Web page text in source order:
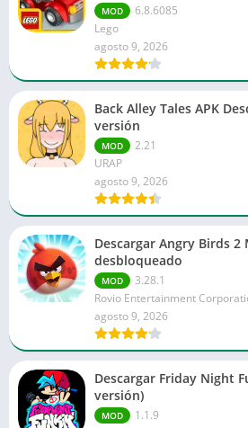
MOD
6.8.6085
Lego
agosto 9, 2026
Back Alley Tales APK
versión
MOD
2.21
URAP
agosto 9, 2026
Descargar Angry Birds 2
desbloqueado
MOD
3.28.1
Rovio Entertainment
agosto 9, 2026
Descargar Friday Night
versión)
MOD
1.1.9